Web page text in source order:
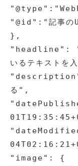
"@id":"記事の
},
"headline": "記
いるテキストを
"description":
る",
"image": {